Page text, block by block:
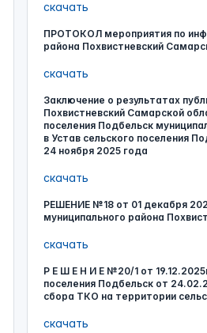
скачать
ПРОТОКОЛ мероприятия по
района Похвистневский
скачать
Заключение о результатах
Похвистневский Самарской
поселения Подбельск
в Устав сельского поселения
24 ноября 2025 года
скачать
РЕШЕНИЕ №18 от 01 декабря
муниципального района
скачать
Р Е Ш Е Н И Е №20/1 от
поселения Подбельск от
сбора ТКО на территории
скачать